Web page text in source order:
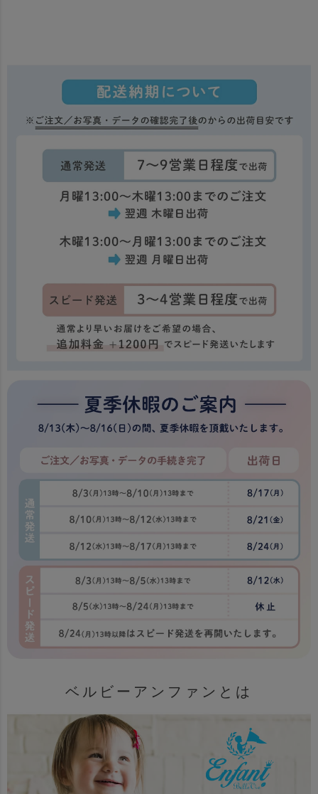
ボードサイズ
ベルビーアンファンとは